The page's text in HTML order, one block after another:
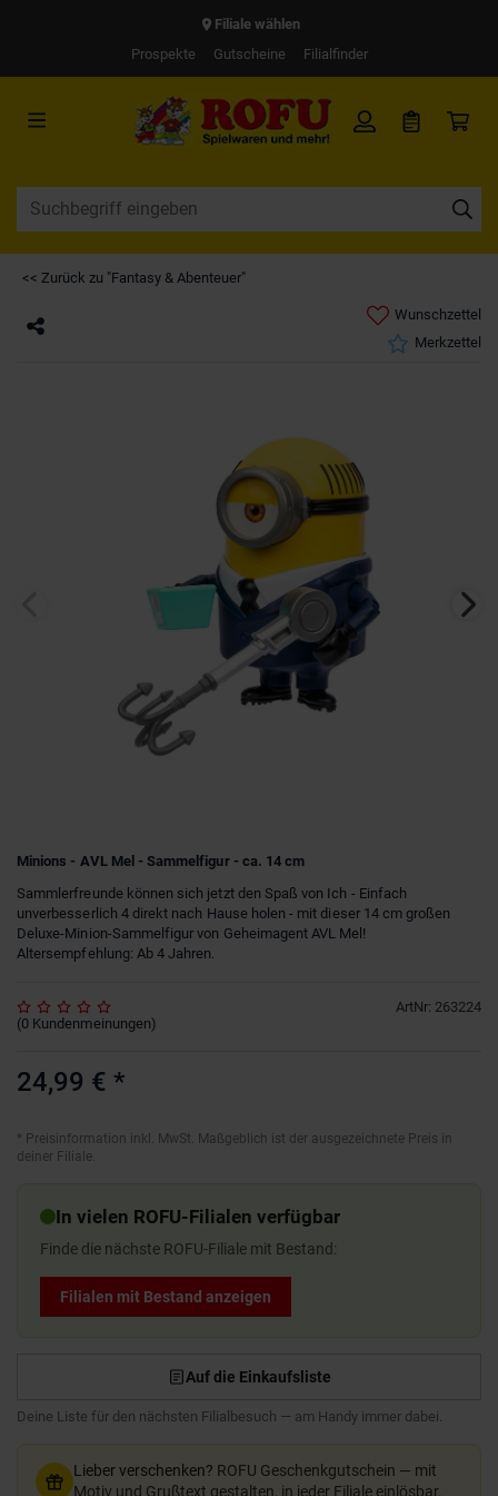
Filiale wählen
Prospekte
Gutscheine Filialfinder
<< Zurück zu "Fantasy & Abenteuer"
Wunschzettel
Merkzettel
Minions - AVL Mel - Sammelfigur - ca. 14 cm
Sammlerfreunde können sich jetzt den Spaß von Ich - Einfach
unverbesserlich 4 direkt nach Hause holen - mit dieser 14 cm großen
Deluxe-Minion-Sammelfigur von Geheimagent AVL Mel!
Altersempfehlung: Ab 4 Jahren.
ArtNr: 263224
(0 Kundenmeinungen)
24,99 € *
* Preisinformation inkl. MwSt. Maßgeblich ist der ausgezeichnete Preis in
deiner Filiale.
In vielen ROFU-Filialen verfügbar
Finde die nächste ROFU-Filiale mit Bestand:
Filialen mit Bestand anzeigen
Auf die Einkaufsliste
Deine Liste für den nächsten Filialbesuch — am Handy immer dabei.
Lieber verschenken? ROFU Geschenkgutschein — mit
Motiv und Grußtext gestalten, in jeder Filiale einlösbar.